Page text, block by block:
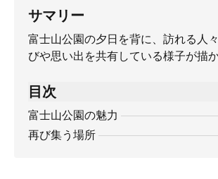
サマリー
富士山公園の夕日を背に、訪れる人
びや思い出を共有している様子が描
目次
富士山公園の魅力
再び集う場所